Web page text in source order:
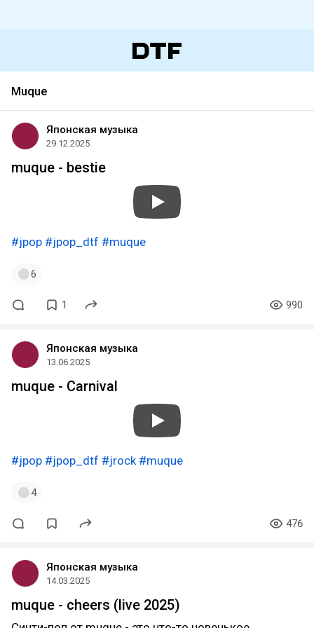
Muque
Японская музыка
29.12.2025
muque - bestie
#jpop #jpop_dtf #muque
6
1 990
Японская музыка
13.06.2025
muque - Carnival
#jpop #jpop_dtf #jrock #muque
4
476
Японская музыка
14.03.2025
muque - cheers (live 2025)